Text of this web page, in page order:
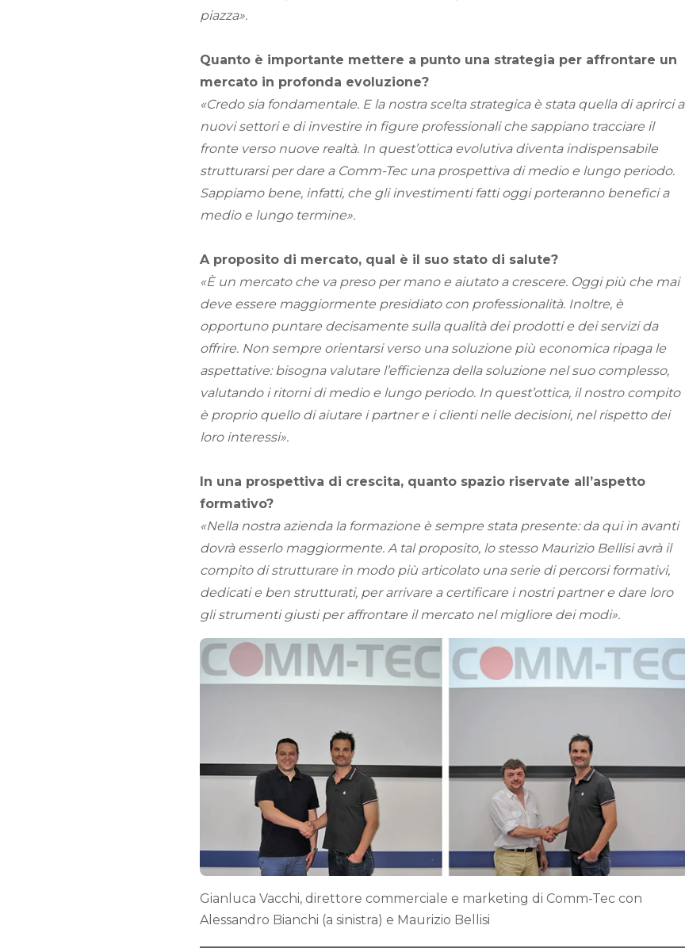
piazza».
Quanto è importante mettere a punto una strategia per affrontare un
mercato in profonda evoluzione?
«Credo sia fondamentale. E la nostra scelta strategica è stata quella di aprirci a
nuovi settori e di investire in figure professionali che sappiano tracciare il
fronte verso nuove realtà. In quest’ottica evolutiva diventa indispensabile
strutturarsi per dare a Comm-Tec una prospettiva di medio e lungo periodo.
Sappiamo bene, infatti, che gli investimenti fatti oggi porteranno benefici a
medio e lungo termine».
A proposito di mercato, qual è il suo stato di salute?
«È un mercato che va preso per mano e aiutato a crescere. Oggi più che mai
deve essere maggiormente presidiato con professionalità. Inoltre, è
opportuno puntare decisamente sulla qualità dei prodotti e dei servizi da
offrire. Non sempre orientarsi verso una soluzione più economica ripaga le
aspettative: bisogna valutare l’efficienza della soluzione nel suo complesso,
valutando i ritorni di medio e lungo periodo. In quest’ottica, il nostro compito
è proprio quello di aiutare i partner e i clienti nelle decisioni, nel rispetto dei
loro interessi».
In una prospettiva di crescita, quanto spazio riservate all’aspetto
formativo?
«Nella nostra azienda la formazione è sempre stata presente: da qui in avanti
dovrà esserlo maggiormente. A tal proposito, lo stesso Maurizio Bellisi avrà il
compito di strutturare in modo più articolato una serie di percorsi formativi,
dedicati e ben strutturati, per arrivare a certificare i nostri partner e dare loro
gli strumenti giusti per affrontare il mercato nel migliore dei modi».
Gianluca Vacchi, direttore commerciale e marketing di Comm-Tec con
Alessandro Bianchi (a sinistra) e Maurizio Bellisi